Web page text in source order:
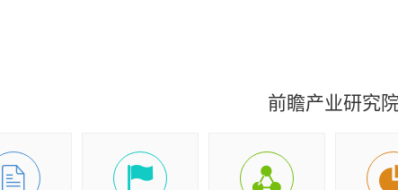
前瞻产业研究院